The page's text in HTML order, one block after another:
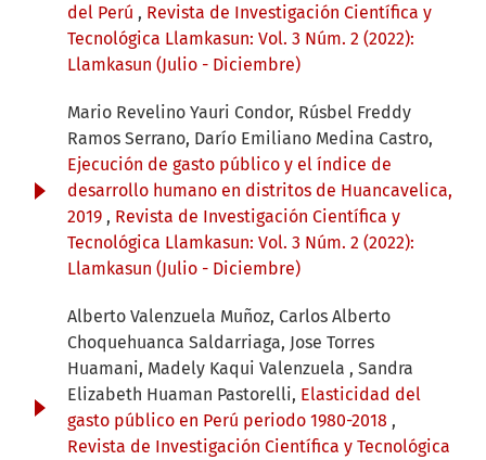
del Perú , Revista de Investigación Científica y
Tecnológica Llamkasun: Vol. 3 Núm. 2 (2022):
Llamkasun (Julio - Diciembre)
Mario Revelino Yauri Condor, Rúsbel Freddy
Ramos Serrano, Darío Emiliano Medina Castro,
Ejecución de gasto público y el índice de
desarrollo humano en distritos de Huancavelica,
2019 , Revista de Investigación Científica y
Tecnológica Llamkasun: Vol. 3 Núm. 2 (2022):
Llamkasun (Julio - Diciembre)
Alberto Valenzuela Muñoz, Carlos Alberto
Choquehuanca Saldarriaga, Jose Torres
Huamani, Madely Kaqui Valenzuela , Sandra
Elizabeth Huaman Pastorelli, Elasticidad del
gasto público en Perú periodo 1980-2018 ,
Revista de Investigación Científica y Tecnológica